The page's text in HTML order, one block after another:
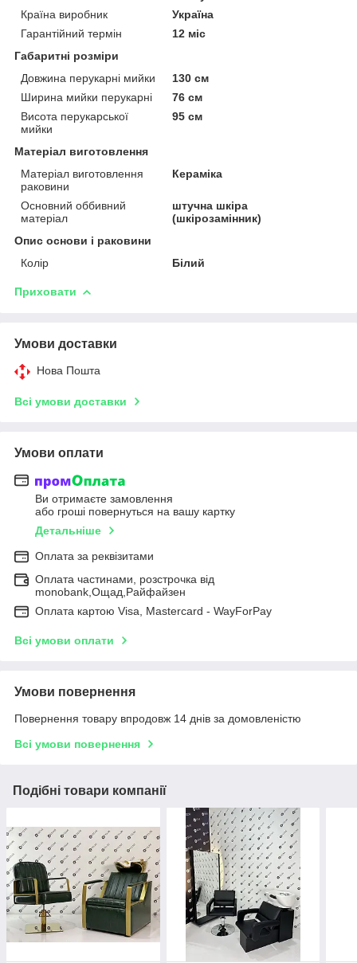
Країна виробник
Україна
Гарантійний термін
12 міс
Габаритні розміри
Довжина перукарні мийки
130 см
Ширина мийки перукарні
76 см
Висота перукарської
мийки
95 см
Матеріал виготовлення
Матеріал виготовлення
раковини
Кераміка
Основний оббивний
матеріал
штучна шкіра
(шкірозамінник)
Опис основи і раковини
Колір
Білий
Приховати
Умови доставки
Нова Пошта
Всі умови доставки
Умови оплати
Ви отримаєте замовлення
або гроші повернуться на вашу картку
Детальніше
Оплата за реквізитами
Оплата частинами, розстрочка від
monobank,Ощад,Райфайзен
Оплата картою Visa, Mastercard - WayForPay
Всі умови оплати
Умови повернення
Повернення товару впродовж 14 днів за домовленістю
Всі умови повернення
Подібні товари компанії